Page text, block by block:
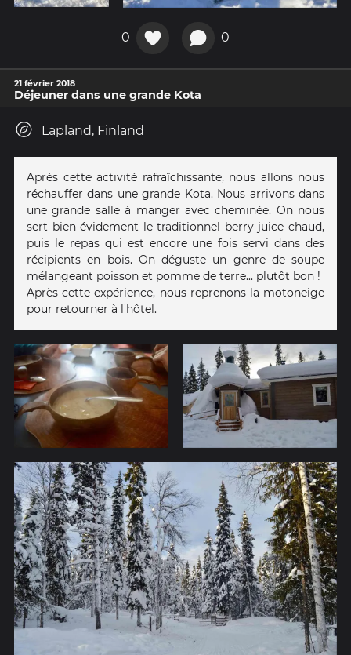
0 0
21 février 2018
Déjeuner dans une grande Kota
Lapland, Finland
Après cette activité rafraîchissante, nous allons nous
réchauffer dans une grande Kota. Nous arrivons dans
une grande salle à manger avec cheminée. On nous
sert bien évidement le traditionnel berry juice chaud,
puis le repas qui est encore une fois servi dans des
récipients en bois. On déguste un genre de soupe
mélangeant poisson et pomme de terre... plutôt bon !
Après cette expérience, nous reprenons la motoneige
pour retourner à l'hôtel.